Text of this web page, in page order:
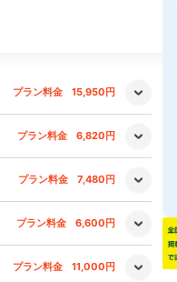
プラン料金 15,950円
プラン料金 6,820円
プラン料金 7,480円
プラン料金 6,600円
プラン料金 11,000円